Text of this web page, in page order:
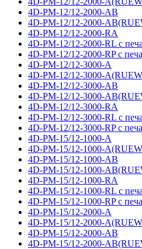
4D-PM-12/12-2000-AB
4D-PM-12/12-2000-
4D-PM-12/12-2000-RA
4D-PM-12/12-2000-RL с
4D-PM-12/12-2000-RP с
4D-PM-12/12-3000-A
4D-PM-12/12-3000-
4D-PM-12/12-3000-AB
4D-PM-12/12-3000-
4D-PM-12/12-3000-RA
4D-PM-12/12-3000-RL с
4D-PM-12/12-3000-RP с
4D-PM-15/12-1000-A
4D-PM-15/12-1000-
4D-PM-15/12-1000-AB
4D-PM-15/12-1000-
4D-PM-15/12-1000-RA
4D-PM-15/12-1000-RL с
4D-PM-15/12-1000-RP с
4D-PM-15/12-2000-A
4D-PM-15/12-2000-
4D-PM-15/12-2000-AB
4D-PM-15/12-2000-